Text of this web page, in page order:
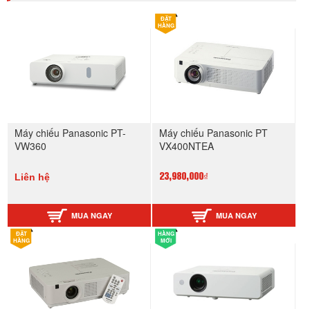
Máy chiếu Panasonic PT-
VW360
Liên hệ
MUA NGAY
ĐẶT
HÀNG
Máy chiếu Panasonic PT
VX400NTEA
23,980,000₫
MUA NGAY
ĐẶT
HÀNG
HÀNG
MỚI